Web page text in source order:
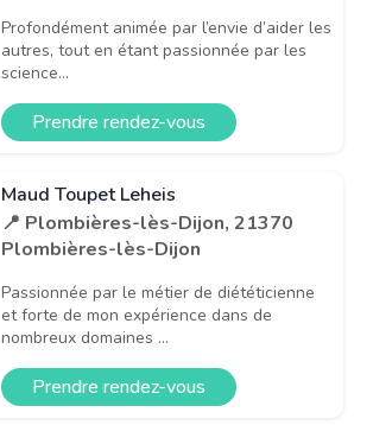
Profondément animée par l’envie d’aider les
autres, tout en étant passionnée par les
science...
Prendre rendez-vous
Maud Toupet Leheis
📍 Plombières-lès-Dijon, 21370
Plombières-lès-Dijon
Passionnée par le métier de diététicienne
et forte de mon expérience dans de
nombreux domaines ...
Prendre rendez-vous